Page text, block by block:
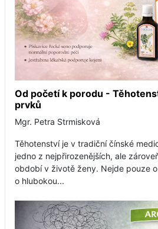
Od početí k porodu -
prvků
Mgr. Petra Strmisková
Těhotenství je v tradiční čínské
jedno z nejpřirozenějších, ale
období v životě ženy. Nejde pouze
o hlubokou...